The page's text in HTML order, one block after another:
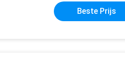
Beste Prijs